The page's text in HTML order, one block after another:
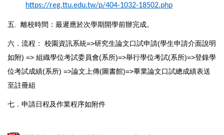
https://reg.ttu.edu.tw/p/404-1032-18502.php
五. 離校時間：最遲應於次學期開學前辦完成。
六．流程： 校園資訊系統=>研究生論文口試申請(學生申請介面說明
如附) => 組織學位考試委員會(系所)=>舉行學位考試(系所)=>登錄學
位考試成績(系所) =>論文上傳(圖書館)=>畢業論文口試總成績表送
至註冊組
七．申請日程及作業程序如附件